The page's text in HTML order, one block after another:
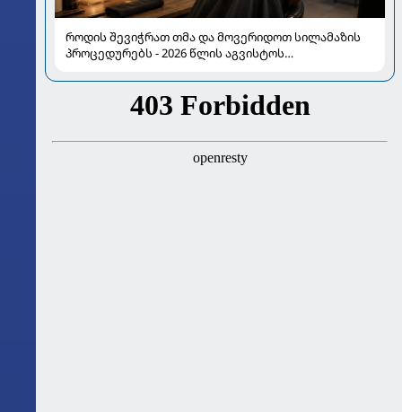
როდის შევიჭრათ თმა და მოვერიდოთ სილამაზის
პროცედურებს - 2026 წლის აგვისტოს